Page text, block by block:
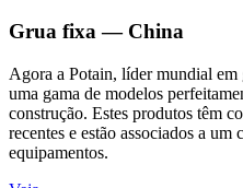
Grua fixa — China
Agora a Potain, líder mundial em
uma gama de modelos
construção. Estes produtos têm
recentes e estão associados a
equipamentos.